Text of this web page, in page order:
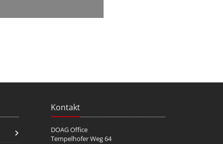
Kontakt
DOAG Office
Tempelhofer Weg 64